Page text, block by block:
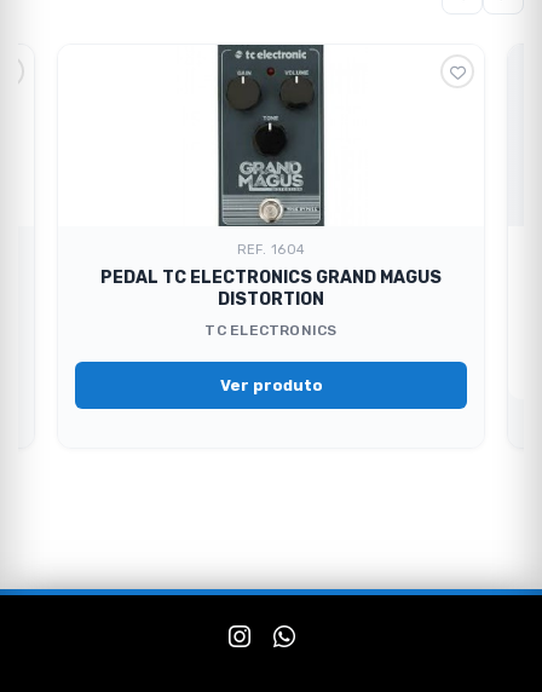
REF. 1604
PEDAL TC ELECTRONICS GRAND MAGUS
DISTORTION
TC ELECTRONICS
Ver produto